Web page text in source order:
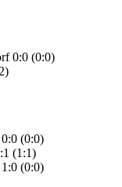
0:0 (0:0)
(0:0)
(1:1)
(0:0)